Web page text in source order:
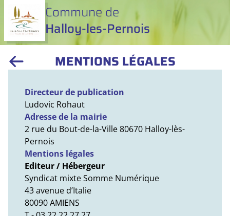
Commune de
Halloy-les-Pernois
MENTIONS LÉGALES
Directeur de publication
Ludovic Rohaut
Adresse de la mairie
2 rue du Bout-de-la-Ville 80670 Halloy-lès-
Pernois
Mentions légales
Editeur / Hébergeur
Syndicat mixte Somme Numérique
43 avenue d’Italie
80090 AMIENS